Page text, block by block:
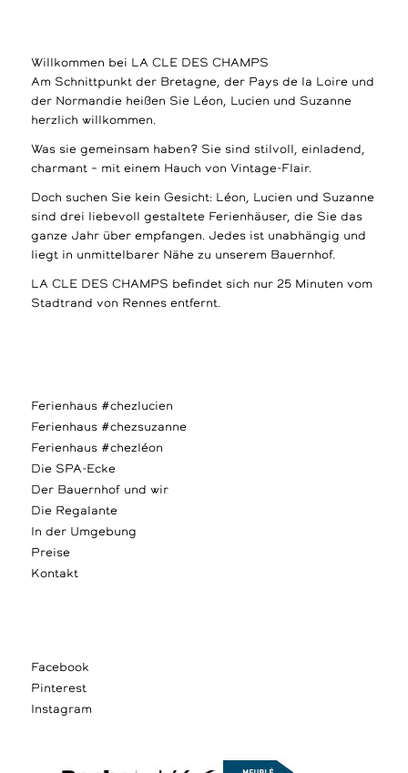
Willkommen bei LA CLE DES CHAMPS
Am Schnittpunkt der Bretagne, der Pays de la Loire und
der Normandie heißen Sie Léon, Lucien und Suzanne
herzlich willkommen.
Was sie gemeinsam haben? Sie sind stilvoll, einladend,
charmant – mit einem Hauch von Vintage-Flair.
Doch suchen Sie kein Gesicht: Léon, Lucien und Suzanne
sind drei liebevoll gestaltete Ferienhäuser, die Sie das
ganze Jahr über empfangen. Jedes ist unabhängig und
liegt in unmittelbarer Nähe zu unserem Bauernhof.
LA CLE DES CHAMPS befindet sich nur 25 Minuten vom
Stadtrand von Rennes entfernt.
Ferienhaus #chezlucien
Ferienhaus #chezsuzanne
Ferienhaus #chezléon
Die SPA-Ecke
Der Bauernhof und wir
Die Regalante
In der Umgebung
Preise
Kontakt
Facebook
Pinterest
Instagram